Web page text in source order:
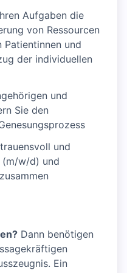
Aufgaben die
von Ressourcen
und
der individuellen
und
Sie den
und
w/d) und
Dann benötigen
Ein